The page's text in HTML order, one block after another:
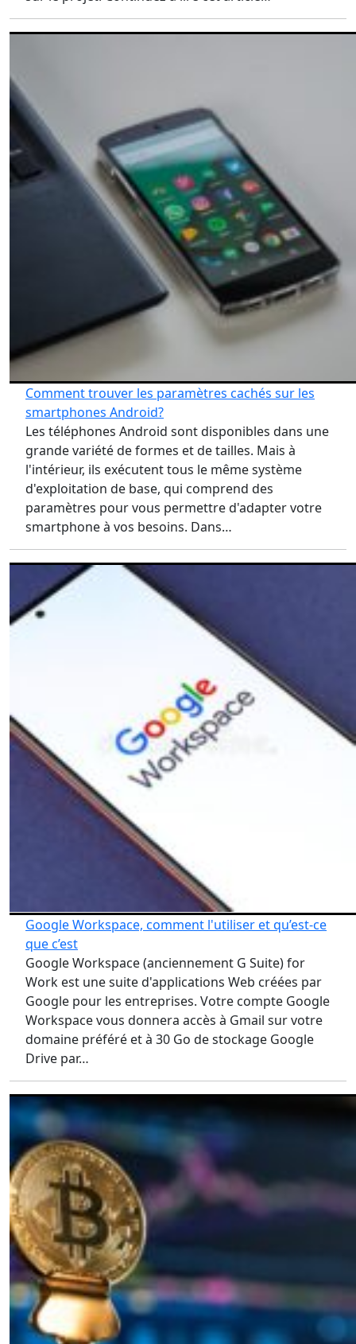
Comment trouver les paramètres cachés sur les
smartphones Android?
Les téléphones Android sont disponibles dans une
grande variété de formes et de tailles. Mais à
l'intérieur, ils exécutent tous le même système
d'exploitation de base, qui comprend des
paramètres pour vous permettre d'adapter votre
smartphone à vos besoins. Dans…
Google Workspace, comment l'utiliser et qu’est-ce
que c’est
Google Workspace (anciennement G Suite) for
Work est une suite d'applications Web créées par
Google pour les entreprises. Votre compte Google
Workspace vous donnera accès à Gmail sur votre
domaine préféré et à 30 Go de stockage Google
Drive par…